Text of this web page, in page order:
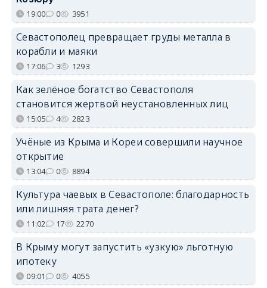
19:00 0 3951
Севастополец превращает груды металла в
корабли и маяки
17:06 3 1293
Как зелёное богатство Севастополя
становится жертвой неустановленных лиц
15:05 4 2823
Учёные из Крыма и Кореи совершили научное
открытие
13:04 0 8894
Культура чаевых в Севастополе: благодарность
или лишняя трата денег?
11:02 17 2270
В Крыму могут запустить «узкую» льготную
ипотеку
09:01 0 4055